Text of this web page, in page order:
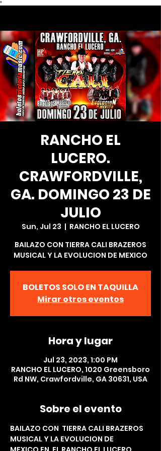
*
RANCHO EL
LUCERO.
CRAWFORDVILLE,
GA. DOMINGO 23 DE
JULIO
Sun, Jul 23
  |
RANCHO EL LUCERO
BAILAZO CON TIERRA CALI BRAZEROS
MUSICAL Y LA EVOLUCION DE MEXICO
BOLETOS SOLO EN TAQUILLA
Mirar otros eventos
Hora y lugar
Jul 23, 2023, 1:00 PM
RANCHO EL LUCERO, 1020 Greensboro
Rd NW, Crawfordville, GA 30631, USA
Sobre el evento
BAILAZO CON  TIERRA CALI BRAZEROS
MUSICAL Y LA EVOLUCION DE